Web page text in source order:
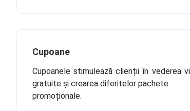
Cupoane
Cupoanele stimulează clienții în vederea
gratuite și crearea diferitelor pachete
promoționale.